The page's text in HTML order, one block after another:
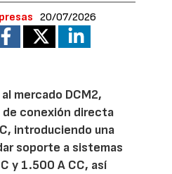
20/07/2026
mercado DCM2,
de conexión directa
introduciendo una
soporte a sistemas
y 1.500 A CC, así